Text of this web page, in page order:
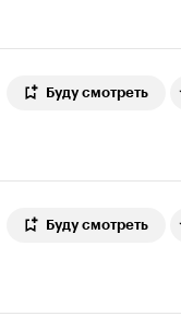
Буду смотреть
Буду смотреть